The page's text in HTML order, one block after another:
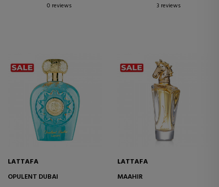
0 reviews
3 reviews
LATTAFA
OPULENT DUBAI
LATTAFA
MAAHIR